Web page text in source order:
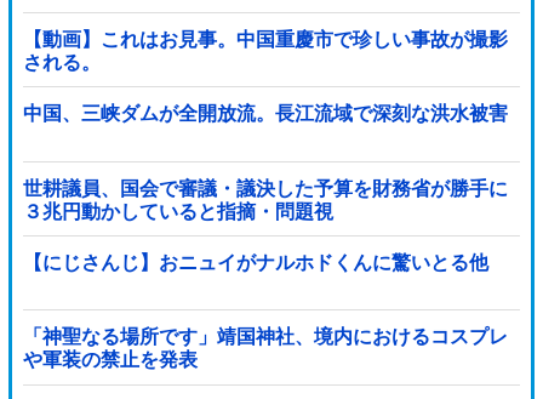
【動画】これはお見事。中国重慶市で珍しい事故が撮影
される。
中国、三峡ダムが全開放流。長江流域で深刻な洪水被害
世耕議員、国会で審議・議決した予算を財務省が勝手に
３兆円動かしていると指摘・問題視
【にじさんじ】おニュイがナルホドくんに驚いとる他
「神聖なる場所です」靖国神社、境内におけるコスプレ
や軍装の禁止を発表